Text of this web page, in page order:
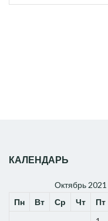
КАЛЕНДАРЬ
Октябрь 2021
Пн
Вт Ср Чт Пт